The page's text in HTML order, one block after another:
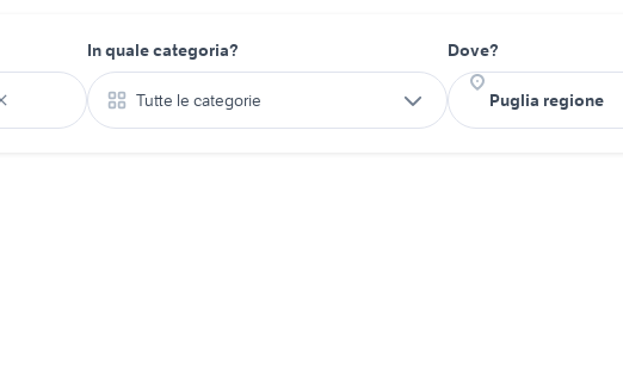
In quale categoria?
Tutte le categorie
Dove?